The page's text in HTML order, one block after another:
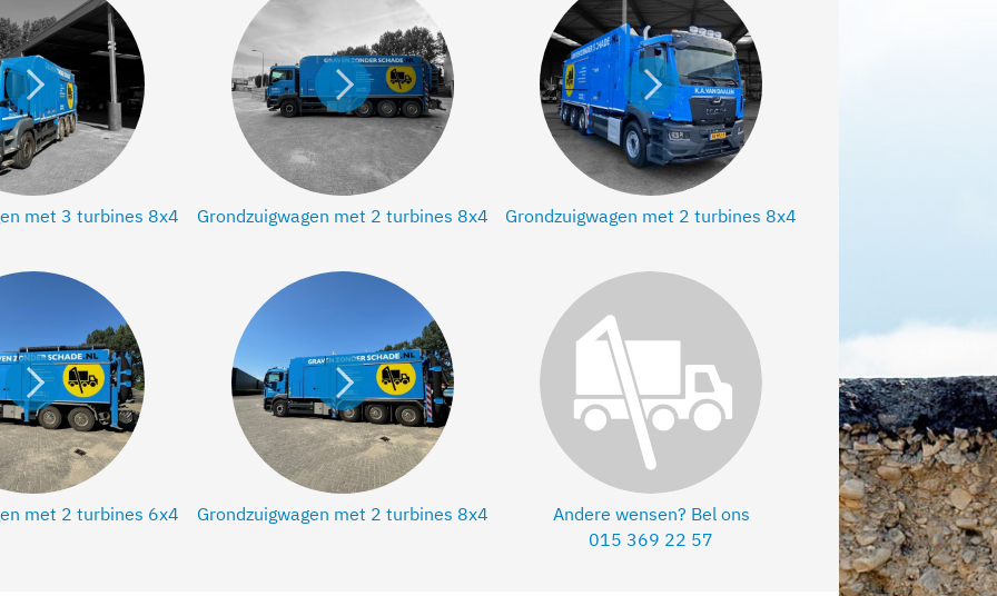
Bekijk Grondzuigwagen met 3 turbines 8x4 >
met 3 turbines 8x4
Bekijk Grondzuigwagen met 2 turbines 8x4 >
Grondzuigwagen met 2 turbines 8x4
Bekijk Grondzuigwagen met 2 turbines
Grondzuigwagen met 2 turbines 8x4
Bekijk Grondzuigwagen met 2 turbines 6x4 >
met 2 turbines 6x4
Bekijk Grondzuigwagen met 2 turbines 8x4 >
Grondzuigwagen met 2 turbines 8x4
Andere wensen? Bel ons
015 369 22 57